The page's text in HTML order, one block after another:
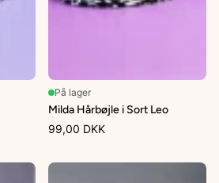
På lager
Milda Hårbøjle i Sort Leo
99,00 DKK